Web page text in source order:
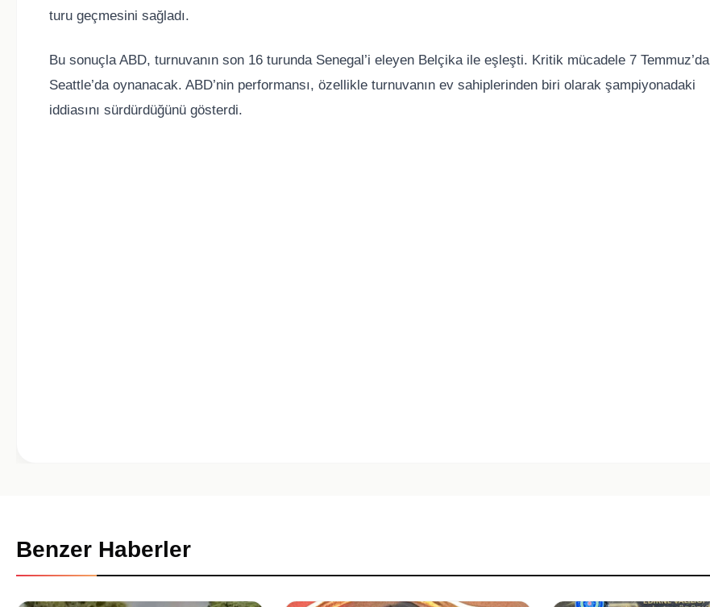
turu geçmesini sağladı.
Bu sonuçla ABD, turnuvanın son 16 turunda Senegal’i eleyen Belçika ile eşleşti. Kritik mücadele 7 Temmuz’da
Seattle’da oynanacak. ABD’nin performansı, özellikle turnuvanın ev sahiplerinden biri olarak şampiyonadaki
iddiasını sürdürdüğünü gösterdi.
Benzer Haberler